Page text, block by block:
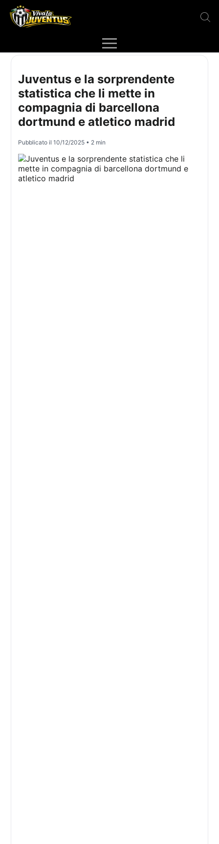
Juventus e la sorprendente
statistica che li mette in
compagnia di barcellona
dortmund e atletico madrid
Pubblicato il10/12/2025 • 2 min